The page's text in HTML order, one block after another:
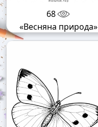
68
«Весняна природа»